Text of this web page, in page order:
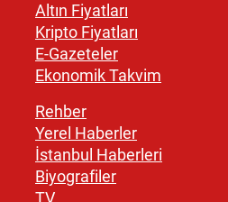
Altın Fiyatları
Kripto Fiyatları
E-Gazeteler
Ekonomik Takvim
Rehber
Yerel Haberler
İstanbul Haberleri
Biyografiler
TV